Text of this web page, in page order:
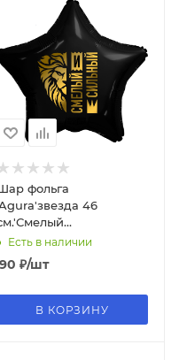
фольга
46
Есть в наличии
90 ₽/шт
В КОРЗИНУ